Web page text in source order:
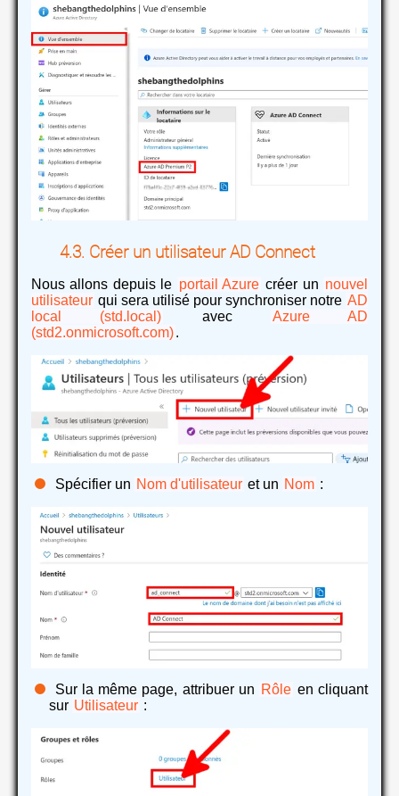
Créer un utilisateur AD Connect
Nous allons depuis le portail Azure créer un nouvel
utilisateur qui sera utilisé pour synchroniser notre AD
local (std.local)
avec
Azure AD
(std2.onmicrosoft.com).
Spécifier un Nom d'utilisateur et un Nom :
Sur la même page, attribuer un Rôle en cliquant
sur Utilisateur :